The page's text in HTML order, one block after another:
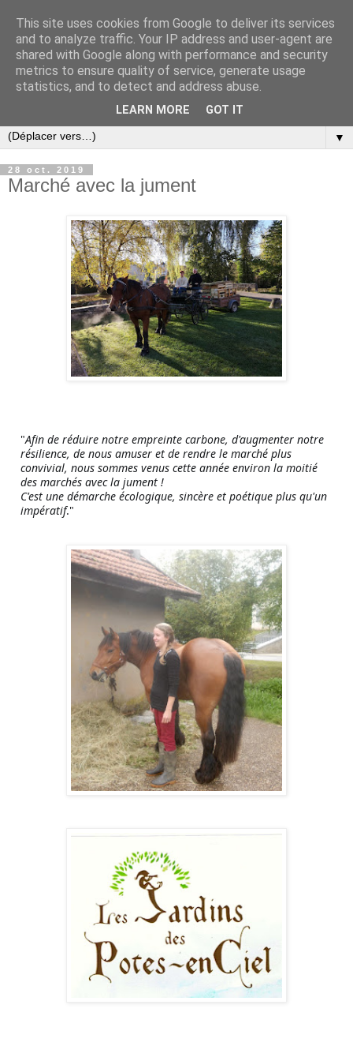
▼
28 oct. 2019
Marché avec la jument
"Afin de réduire notre empreinte carbone, d'augmenter notre
résilience, de nous amuser et de rendre le marché plus
convivial, nous sommes venus cette année environ la moitié
des marchés avec la jument !
C'est une démarche écologique, sincère et poétique plus qu'un
impératif."
This site uses cookies from Google to deliver its services
and to analyze traffic. Your IP address and user-agent are
shared with Google along with performance and security
metrics to ensure quality of service, generate usage
statistics, and to detect and address abuse.
LEARN MORE GOT IT